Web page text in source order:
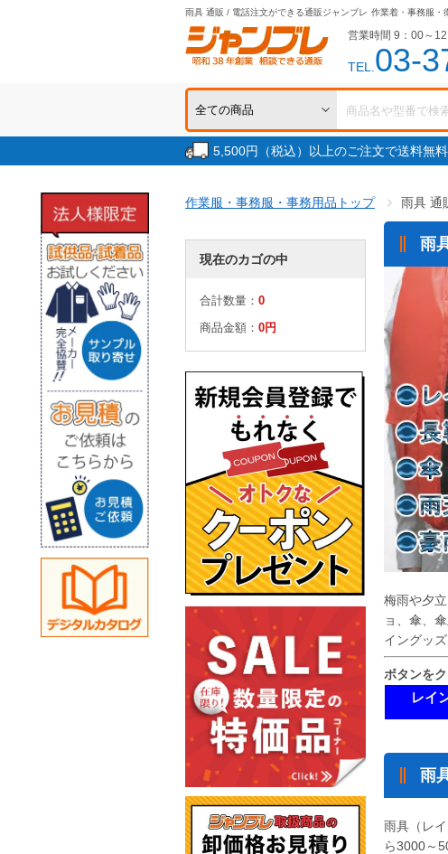
雨具 通販 / 電話注文ができる通販ジャンブレ 作業着・事務服・
営業時間 9：00～
TEL.03-
5,500円（税込）以上のご注文で送料無
作業服・事務服・事務用品トップ 雨具 通
雨
梅雨や夕
ョ、傘、
イングッ
ボタンを
レイ
雨
雨具（レ
ら3000～
現在のカゴの中
合計数量： 0
商品金額： 0円